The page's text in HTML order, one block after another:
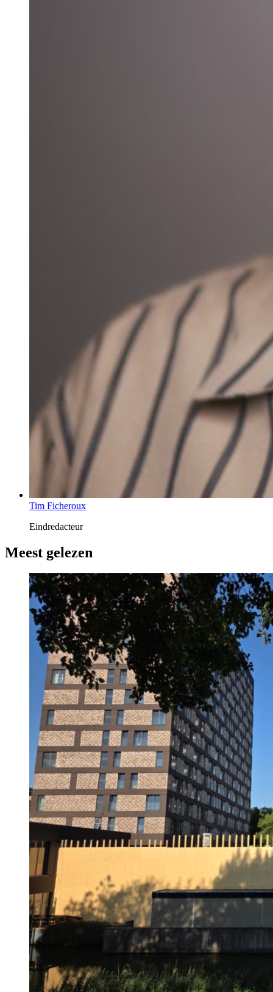
Tim Ficheroux
Eindredacteur
Meest gelezen